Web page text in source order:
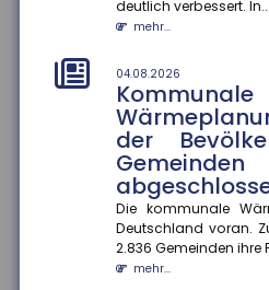
deutlich verbessert. In...
mehr...
04.08.2026
Kommunale
der
Die kommunale
Deutschland voran.
2.836 Gemeinden
mehr...
mehr...
01.08.2026
generierte
Ab dem 2. August
Deutschland KI-
Bilder oder Texte als...
mehr...
01.08.2026
Recht auf